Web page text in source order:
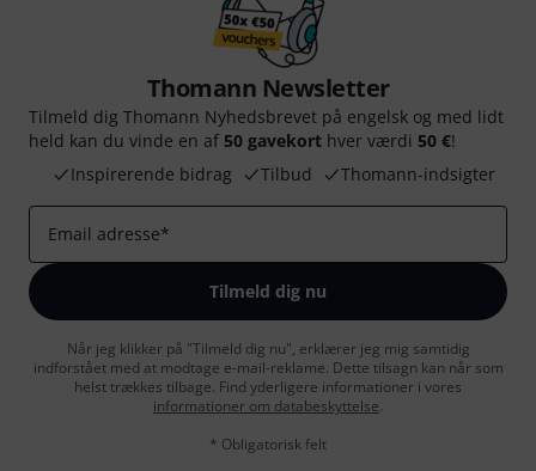
Thomann Newsletter
Tilmeld dig Thomann Nyhedsbrevet på engelsk og med lidt
held kan du vinde en af 50 gavekort hver værdi 50 €!
Inspirerende bidrag
Tilbud Thomann-indsigter
Email adresse*
Tilmeld dig nu
Når jeg klikker på "Tilmeld dig nu", erklærer jeg mig samtidig
indforstået med at modtage e-mail-reklame. Dette tilsagn kan når som
helst trækkes tilbage. Find yderligere informationer i vores
informationer om databeskyttelse.
* Obligatorisk felt